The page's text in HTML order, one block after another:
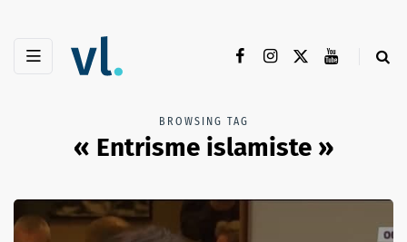
BROWSING TAG
« Entrisme islamiste »